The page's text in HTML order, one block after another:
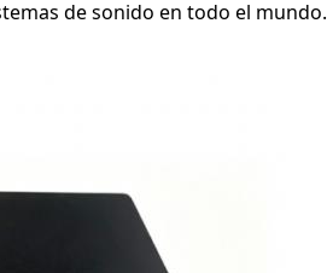
de sonido en todo el mundo.